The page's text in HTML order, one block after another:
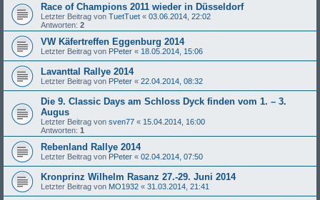
Race of Champions 2011 wieder in Düsseldorf
Letzter Beitrag von TuetTuet « 03.06.2014, 22:02
Antworten: 2
VW Käfertreffen Eggenburg 2014
Letzter Beitrag von PPeter « 18.05.2014, 15:06
Lavanttal Rallye 2014
Letzter Beitrag von PPeter « 22.04.2014, 08:32
Die 9. Classic Days am Schloss Dyck finden vom 1. – 3.
Augus
Letzter Beitrag von sven77 « 15.04.2014, 16:00
Antworten: 1
Rebenland Rallye 2014
Letzter Beitrag von PPeter « 02.04.2014, 07:50
Kronprinz Wilhelm Rasanz 27.-29. Juni 2014
Letzter Beitrag von MO1932 « 31.03.2014, 21:41